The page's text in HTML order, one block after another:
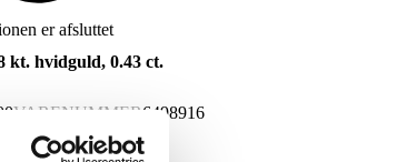
er afsluttet
kt. hvidguld, 0.43 ct.
VARENUMMER6498916